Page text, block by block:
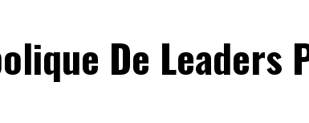
De Leaders